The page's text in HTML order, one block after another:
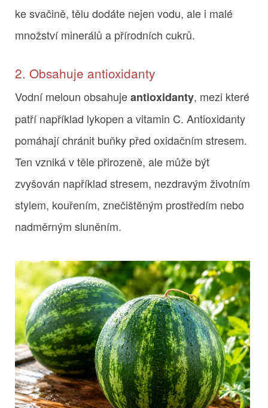
ke svačině, tělu dodáte nejen vodu, ale i malé
množství minerálů a přírodních cukrů.
2. Obsahuje antioxidanty
Vodní meloun obsahujeantioxidanty, mezi které
patří například lykopen a vitamin C. Antioxidanty
pomáhají chránit buňky před oxidačním stresem.
Ten vzniká v těle přirozeně, ale může být
zvyšován například stresem, nezdravým životním
stylem, kouřením, znečištěným prostředím nebo
nadměrným sluněním.